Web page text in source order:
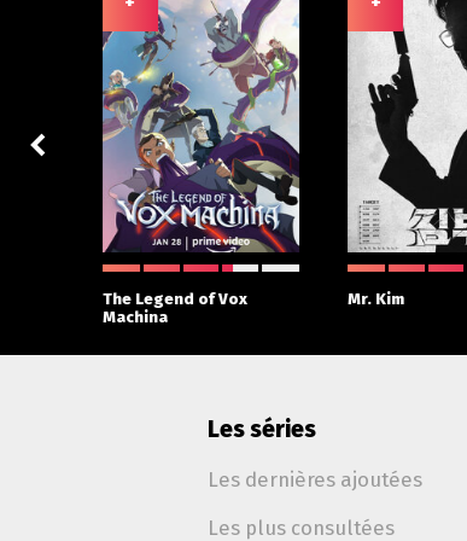
The Legend of Vox
Machina
Mr. Kim
Les séries
Les dernières ajoutées
Les plus consultées